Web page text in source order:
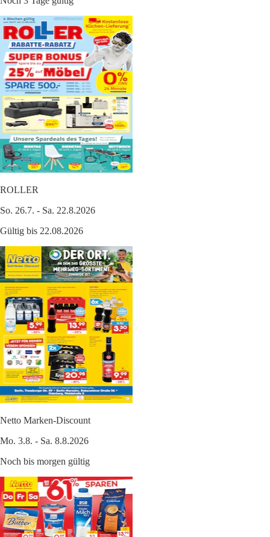
ROLLER
So. 26.7. - Sa. 22.8.2026
Gültig bis 22.08.2026
Netto Marken-Discount
Mo. 3.8. - Sa. 8.8.2026
Noch bis morgen gültig